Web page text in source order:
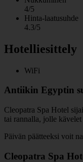
4/5
Hinta-laatusuhde
4.3/5
Hotelliesittely
WiFi
Antiikin Egyptin
Cleopatra Spa Hotel
tai rannalla, jolle
Päivän päätteeksi voit
Cleopatra Spa